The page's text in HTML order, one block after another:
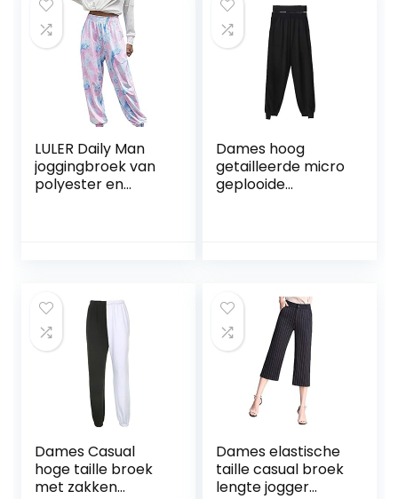
LULER Daily Man
joggingbroek van
polyester en
Dames hoog
getailleerde micro
geplooide
Dames Casual
hoge taille broek
met zakken
Dames elastische
taille casual broek
lengte jogger